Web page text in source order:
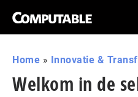
Home » Innovatie &
Welkom in de